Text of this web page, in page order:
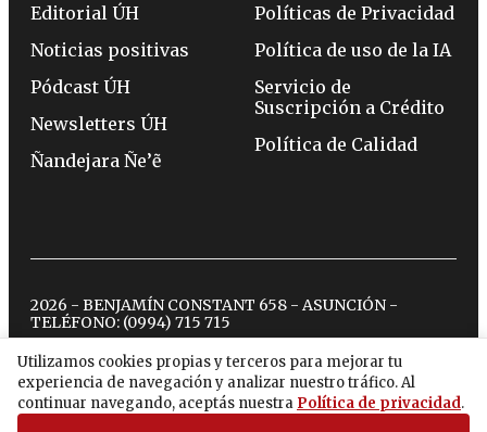
Utilizamos cookies propias y terceros para mejorar tu
experiencia de navegación y analizar nuestro tráfico. Al
continuar navegando, aceptás nuestra Política de privacidad.
Editorial ÚH
Noticias positivas
Pódcast ÚH
Newsletters ÚH
Ñandejara Ñe’ẽ
Políticas de Privacidad
Política de uso de la IA
Servicio de
Suscripción a Crédito
Política de Calidad
2026 - BENJAMÍN CONSTANT 658 - ASUNCIÓN -
TELÉFONO: (0994) 715 715
twitterinstagram
facebook
tiktokyoutubespotify